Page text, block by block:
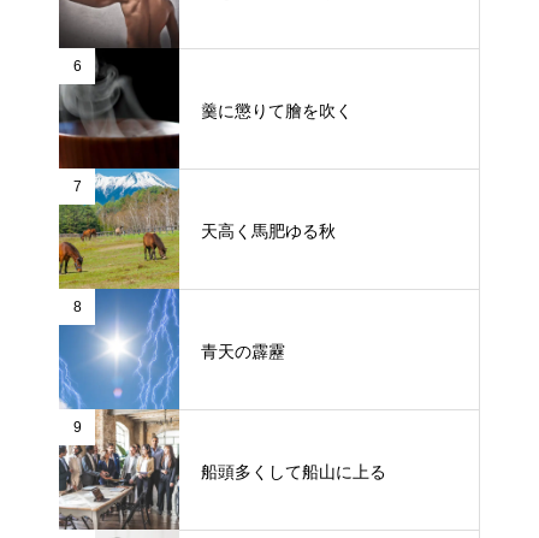
6
羹に懲りて膾を吹く
7
天高く馬肥ゆる秋
8
青天の霹靂
9
船頭多くして船山に上る